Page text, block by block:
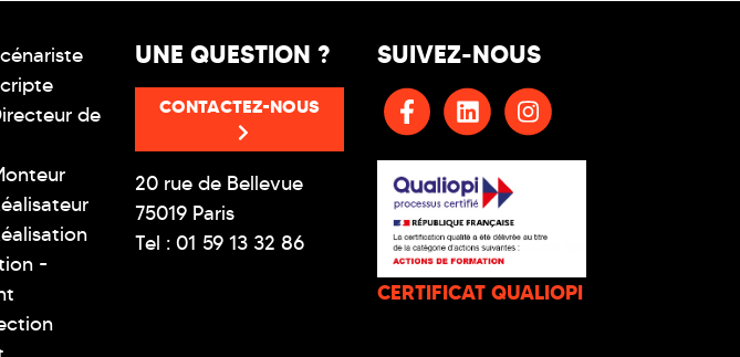
de
-
UNE QUESTION ?
CONTACTEZ-NOUS
20 rue de Bellevue
75019 Paris
Tel : 01 59 13 32 86
SUIVEZ-NOUS
CERTIFICAT QUALIOPI